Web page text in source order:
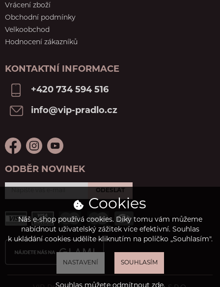
Vrácení zboží
Obchodní podmínky
Velkoobchod
Hodnocení zákazníků
KONTAKTNÍ INFORMACE
+420 734 594 516
info@vip-pradlo.cz
ODBĚR NOVINEK
ODESLAT
Cookies
Náš e-shop používá cookies. Díky tomu vám můžeme
nabídnout uživatelský zážitek více efektivní. Souhlas
k ukládání cookies udělíte kliknutím na políčko „Souhlasím".
NASTAVENÍ SOUHLASÍM